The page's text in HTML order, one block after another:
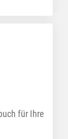
für Ihre